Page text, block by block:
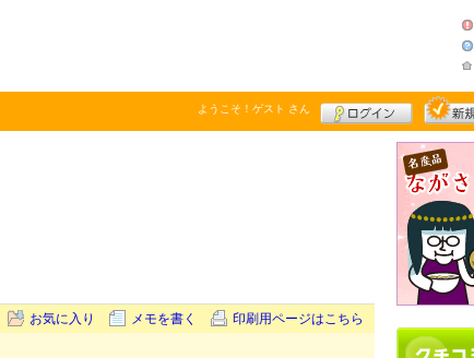
ようこそ！ ゲスト さん
お気に入り メモを書く 印刷用ページはこちら